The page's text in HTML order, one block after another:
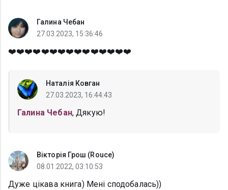
Галина Чебан
27.03.2023, 15:36:46
❤️❤️❤️❤️❤️❤️❤️❤️❤️❤️❤️❤️❤️❤️❤️
Наталія Ковган
27.03.2023, 16:44:43
Галина Чебан, Дякую!
Вікторія Грош (Rouce)
08.01.2022, 03:10:53
Дуже цікава книга) Мені сподобалась))